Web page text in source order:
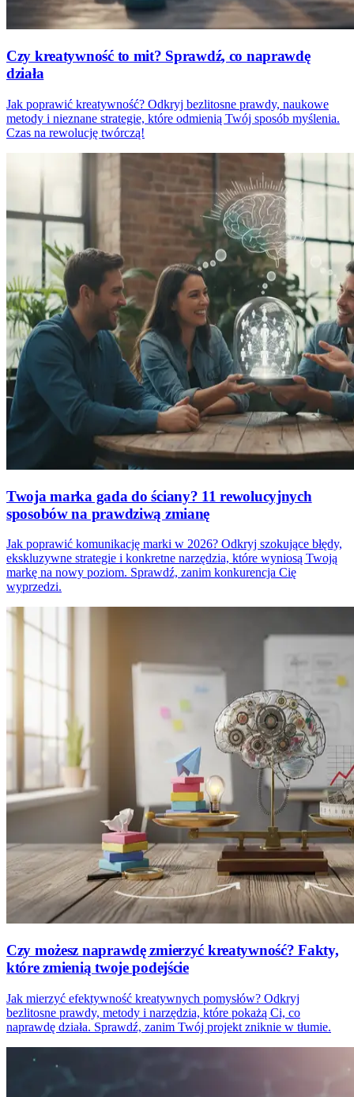
Czy kreatywność to mit? Sprawdź, co naprawdę
działa
Jak poprawić kreatywność? Odkryj bezlitosne prawdy, naukowe
metody i nieznane strategie, które odmienią Twój sposób myślenia.
Czas na rewolucję twórczą!
Twoja marka gada do ściany? 11 rewolucyjnych
sposobów na prawdziwą zmianę
Jak poprawić komunikację marki w 2026? Odkryj szokujące błędy,
ekskluzywne strategie i konkretne narzędzia, które wyniosą Twoją
markę na nowy poziom. Sprawdź, zanim konkurencja Cię
wyprzedzi.
Czy możesz naprawdę zmierzyć kreatywność? Fakty,
które zmienią twoje podejście
Jak mierzyć efektywność kreatywnych pomysłów? Odkryj
bezlitosne prawdy, metody i narzędzia, które pokażą Ci, co
naprawdę działa. Sprawdź, zanim Twój projekt zniknie w tłumie.